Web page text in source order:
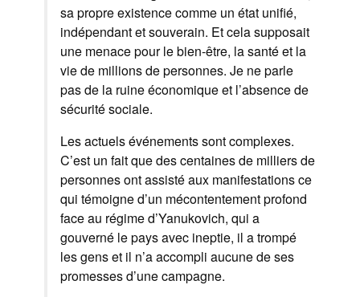
sa propre existence comme un état unifié,
indépendant et souverain. Et cela supposait
une menace pour le bien-être, la santé et la
vie de millions de personnes. Je ne parle
pas de la ruine économique et l’absence de
sécurité sociale.
Les actuels événements sont complexes.
C’est un fait que des centaines de milliers de
personnes ont assisté aux manifestations ce
qui témoigne d’un mécontentement profond
face au régime d’Yanukovich, qui a
gouverné le pays avec ineptie, il a trompé
les gens et il n’a accompli aucune de ses
promesses d’une campagne.